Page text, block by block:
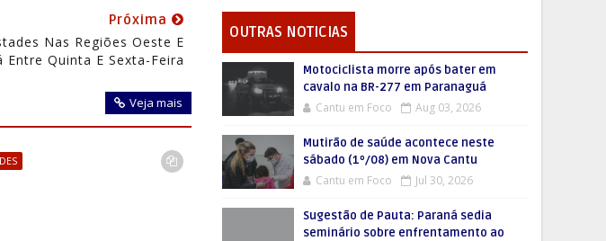
Próxima
Nas Regiões Oeste E
Quinta E Sexta-Feira
Veja mais
OUTRAS NOTICIAS
Motociclista morre após bater em
cavalo na BR-277 em Paranaguá
Cantu em Foco Aug 03, 2026
Mutirão de saúde acontece neste
sábado (1º/08) em Nova Cantu
Cantu em Foco Jul 30, 2026
Sugestão de Pauta: Paraná sedia
seminário sobre enfrentamento ao